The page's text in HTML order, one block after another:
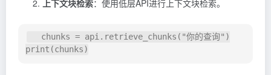
上下文块检索：使用低层API进行上下文块检索。